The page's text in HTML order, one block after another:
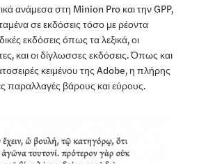
ανάμεσα στη Minion Pro και την GPP,
σε εκδόσεις τόσο με ρέοντα
εκδόσεις όπως τα λεξικά, οι
και οι δίγλωσσες εκδόσεις. Όπως και
κειμένου της Adobe, η πλήρης
παραλλαγές βάρους και εύρους.